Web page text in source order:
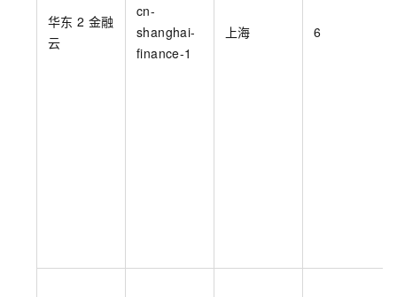
华东 2 金融
云
cn-
shanghai-
finance-1
上海 6